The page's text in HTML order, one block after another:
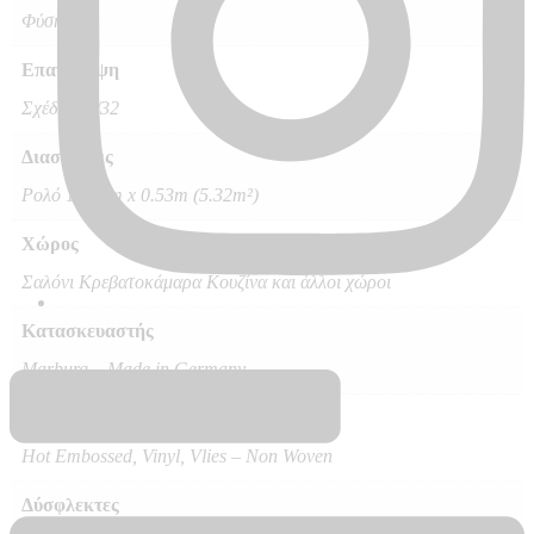
Φύση
Επανάληψη
Σχέδιο 64/32
Διαστάσεις
Ρολό 10.05m x 0.53m (5.32m²)
Χώρος
Σαλόνι Κρεβατοκάμαρα Κουζίνα και άλλοι χώροι
Κατασκευαστής
Marburg – Made in Germany
Hot Embossed, Vinyl, Vlies – Non Woven
Δύσφλεκτες